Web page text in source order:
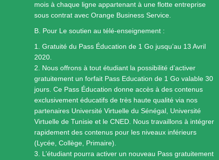
mois à chaque ligne appartenant à une flotte entreprise
sous contrat avec Orange Business Service.
B. Pour Le soutien au télé-enseignement :
1. Gratuité du Pass Éducation de 1 Go jusqu’au 13 Avril
2020.
2. Nous offrons à tout étudiant la possibilité d’activer
gratuitement un forfait Pass Education de 1 Go valable 30
jours. Ce Pass Éducation donne accès à des contenus
exclusivement éducatifs de très haute qualité via nos
partenaires Université Virtuelle du Sénégal, Université
Virtuelle de Tunisie et le CNED. Nous travaillons à intégrer
rapidement des contenus pour les niveaux inférieurs
(Lycée, Collège, Primaire).
3. L’étudiant pourra activer un nouveau Pass gratuitement